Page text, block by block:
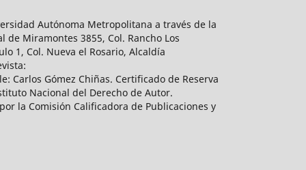
Autónoma Metropolitana a través de la
de Miramontes 3855, Col. Rancho Los
1, Col. Nueva el Rosario, Alcaldía
Carlos Gómez Chiñas. Certificado de Reserva
Nacional del Derecho de Autor.
la Comisión Calificadora de Publicaciones y